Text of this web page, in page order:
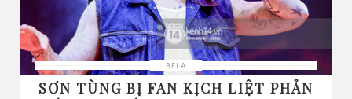
BELA
SƠN TÙNG BỊ FAN KỊCH LIỆT PHẢN